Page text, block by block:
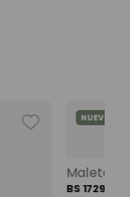
NUEVO
BS 1729